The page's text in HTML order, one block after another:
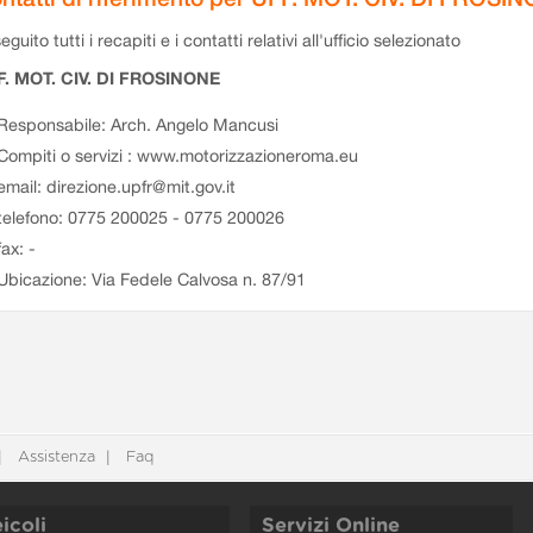
tutti i recapiti e i contatti relativi all'ufficio selezionato
MOT. CIV. DI FROSINONE
Arch. Angelo Mancusi
o servizi : www.motorizzazioneroma.eu
direzione.upfr@mit.gov.it
0775 200025 - 0775 200026
-
Via Fedele Calvosa n. 87/91
Assistenza Faq
Servizi Online